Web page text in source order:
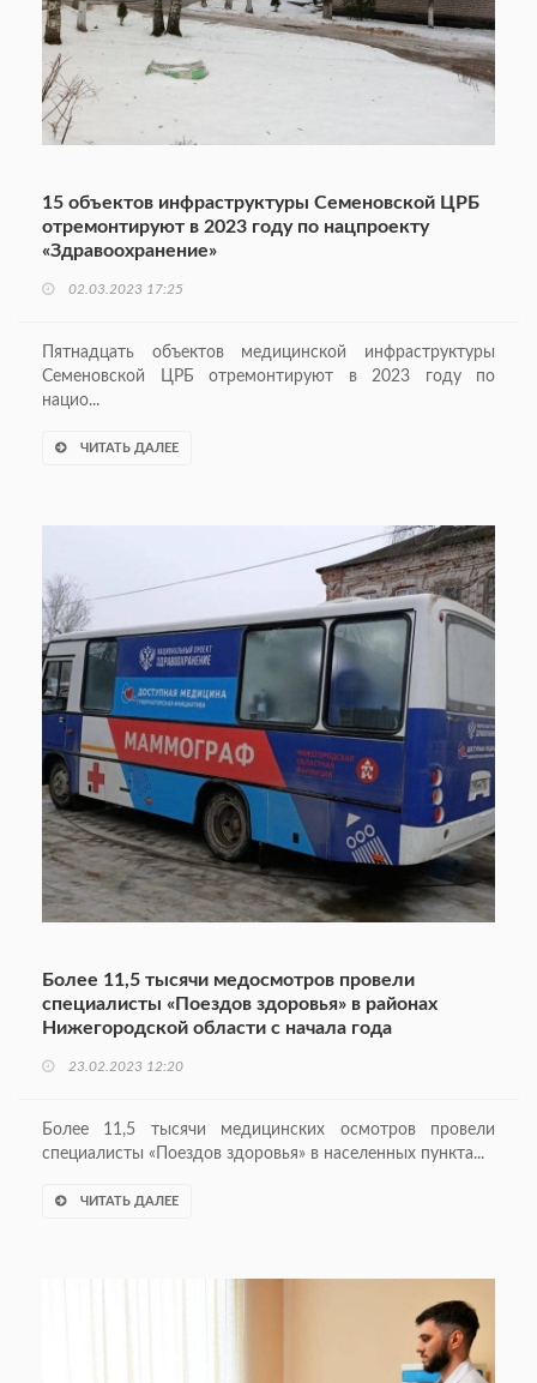
15 объектов инфраструктуры Семеновской ЦРБ
отремонтируют в 2023 году по нацпроекту
«Здравоохранение»
02.03.2023 17:25
Пятнадцать объектов медицинской инфраструктуры
Семеновской ЦРБ отремонтируют в 2023 году по
нацио...
ЧИТАТЬ ДАЛЕЕ
Более 11,5 тысячи медосмотров провели
специалисты «Поездов здоровья» в районах
Нижегородской области с начала года
23.02.2023 12:20
Более 11,5 тысячи медицинских осмотров провели
специалисты «Поездов здоровья» в населенных пункта...
ЧИТАТЬ ДАЛЕЕ